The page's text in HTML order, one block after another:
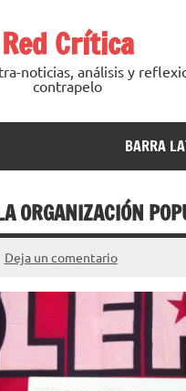
Red Crítica
noticias, análisis y
contrapelo
BARRA
ORGANIZACIÓN
Deja un comentario